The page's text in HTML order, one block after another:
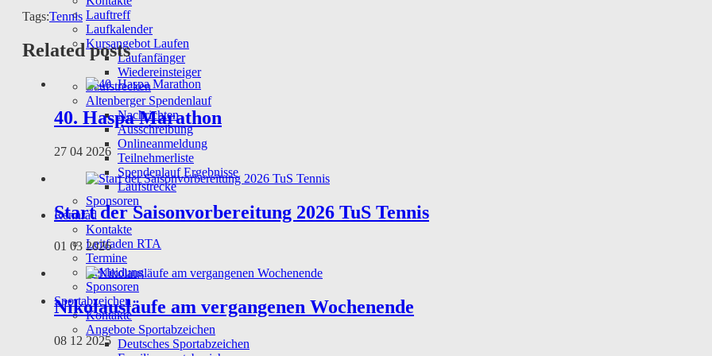
Lauftreff
Laufkalender
Kursangebot Laufen
Laufanfänger
Wiedereinsteiger
Laufstrecken
Altenberger Spendenlauf
Nachrichten
Ausschreibung
Onlineanmeldung
Teilnehmerliste
Spendenlauf Ergebnisse
Laufstrecke
Sponsoren
Rennrad
Kontakte
Leitfaden RTA
Termine
Bekleidung
Sponsoren
Sportabzeichen
Kontakte
Angebote Sportabzeichen
Deutsches Sportabzeichen
Tags:Tennis
Related posts
40. Haspa Marathon
27 04 2026
Start der Saisonvorbereitung 2026 TuS Tennis
01 03 2026
Nikolausläufe am vergangenen Wochenende
08 12 2025